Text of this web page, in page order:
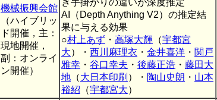
機械振興会館
（ハイブリッ
ド開催，主：
現地開催，
副：オンライ
ン開催）
き手掛かりの違いが深度推定
AI（Depth Anything V2）の推定結
果に与える効果
○村上あず ・ 高塚大輝 （宇都宮
大）・ 西川麻理衣 ・ 金井喜洋 ・ 関戸
雅幸 ・ 谷口幸夫 ・ 後藤正浩 ・ 藤田大
地 （大日本印刷 ）・ 陶山史朗 ・ 山本
裕紹 （宇都宮大）